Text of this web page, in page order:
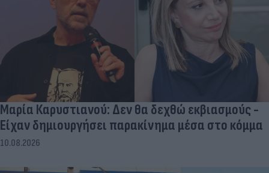
Μαρία Καρυστιανού: Δεν θα δεχθώ εκβιασμούς -
Είχαν δημιουργήσει παρακίνημα μέσα στο κόμμα
10.08.2026